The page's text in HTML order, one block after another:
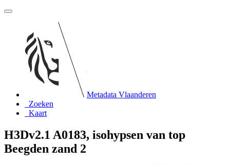
Metadata Vlaanderen
Zoeken
Kaart
H3Dv2.1 A0183, isohypsen van top
Beegden zand 2